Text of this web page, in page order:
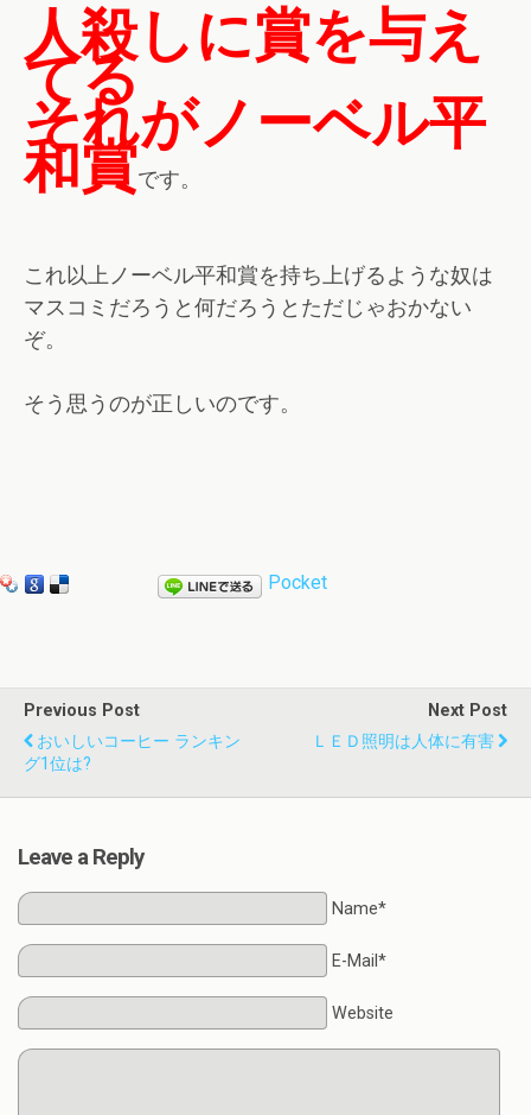
人殺しに賞を与え
てる
それがノーベル平
和賞です。
これ以上ノーベル平和賞を持ち上げるような奴は
マスコミだろうと何だろうとただじゃおかない
ぞ。
そう思うのが正しいのです。
Pocket
Previous Post
おいしいコーヒー ランキン
グ1位は?
Next Post
ＬＥＤ照明は人体に有害
Leave a Reply
Name*
E-Mail*
Website